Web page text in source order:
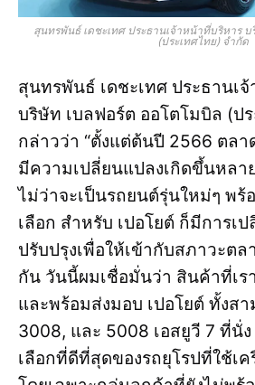
สุนทรพันธ์ เดชะเทศ ประธานเจ้าหน้าที่บริหาร
(ประเทศไทย) จำกัด
สุนทรพันธ์ เดชะเทศ ประธานเ
บริษัท เบลฟอร์ต ออโตโมบิล (ป
กล่าวว่า “ตั้งแต่ต้นปี 2566 ตลา
มีความเปลี่ยนแปลงเกิดขึ้นหลา
ไม่ว่าจะเป็นรถยนต์รุ่นใหม่ๆ พร้
เลือก สำหรับ เปอโยต์ ก็มีการเ
ปรับปรุงเพื่อให้เข้ากับสภาวะต
กัน วันนี้ผมเชื่อมั่นว่า สินค้าที่เร
และพร้อมส่งมอบ เปอโยต์ ทั้งส
3008, และ 5008 เอสยูวี 7 ที่นั่
เลือกที่ดีที่สุดของรถยุโรปที่ใช้เ